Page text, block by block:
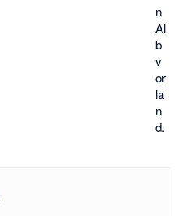
n
Al
b
v
or
la
n
d.